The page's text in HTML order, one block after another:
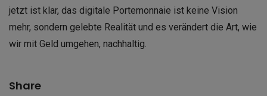
jetzt ist klar, das digitale Portemonnaie ist keine Vision
mehr, sondern gelebte Realität und es verändert die Art, wie
wir mit Geld umgehen, nachhaltig.
Share